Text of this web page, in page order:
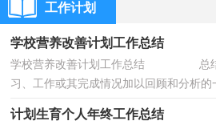
工作计划
学校营养改善计划工作总结
学校营养改善计划工作总结 总结
习、工作或其完成情况加以回顾和分析
计划生育个人年终工作总结